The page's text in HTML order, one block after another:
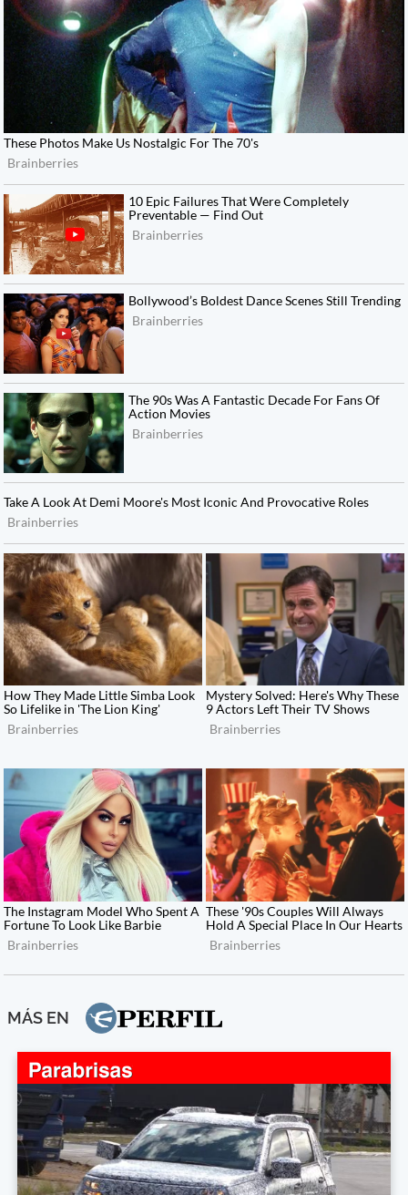
MÁS EN